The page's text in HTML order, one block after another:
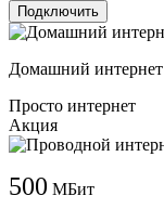
Подключить
Домашний интернет
Просто интернет
Акция
500 МБит